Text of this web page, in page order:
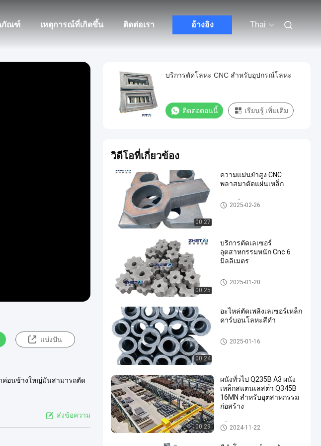
ภัณฑ์ เหตุการณ์ที่เกิดขึ้น ติดต่อเรา อ้างอิง Thai
แบ่งปัน
ค่อนข้างใหญ่มันสามารถตัด
ส่งข้อความ
บริการตัดโลหะ CNC สําหรับอุปกรณ์โลหะ
ติดต่อตอนนี้ เรียนรู้ เพิ่มเติม
วิดีโอที่เกี่ยวข้อง
00:27
ความแม่นยําสูง CNC
พลาสมาตัดแผ่นเหล็ก
แผ่นเหล็กตัด
2025-02-26
00:25
บริการตัดเลเซอร์
อุตสาหกรรมหนัก Cnc 6
มิลลิเมตร
บริการตัด CNC
2025-01-20
00:24
อะไหล่ตัดเพลิงเลเซอร์เหล็ก
คาร์บอนโลหะสีดํา
บริการตัด CNC
2025-01-16
00:29
ผนังทั่วไป Q235B A3 ผนัง
เหล็กสแตนเลสต่ํา Q345B
16MN สําหรับอุตสาหกรรม
ก่อสร้าง
พล็อตขนาดกลางและหนัก
2024-11-22